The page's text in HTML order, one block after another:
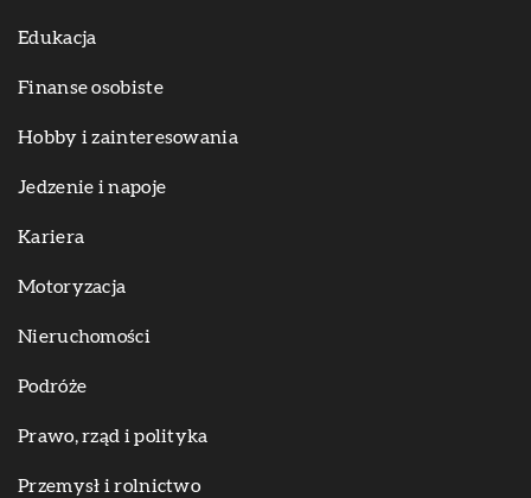
Edukacja
Finanse osobiste
Hobby i zainteresowania
Jedzenie i napoje
Kariera
Motoryzacja
Nieruchomości
Podróże
Prawo, rząd i polityka
Przemysł i rolnictwo